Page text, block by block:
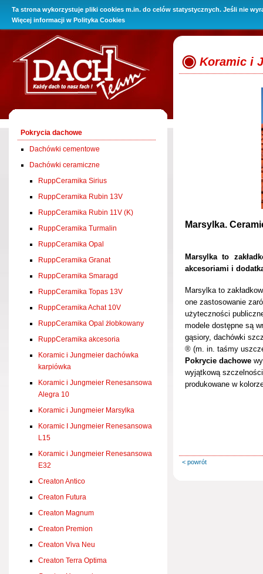
Ta strona wykorzystuje pliki cookies m.in. do celów statystycznych. Jeśli nie
Więcej informacji w Polityka Cookies
O Firmie Promocje Oferta Baza wiedzy Kontakt i
Pokrycia dachowe
Dachówki cementowe
Dachówki ceramiczne
RuppCeramika Sirius
RuppCeramika Rubin 13V
RuppCeramika Rubin 11V (K)
RuppCeramika Turmalin
RuppCeramika Opal
RuppCeramika Granat
RuppCeramika Smaragd
RuppCeramika Topas 13V
RuppCeramika Achat 10V
RuppCeramika Opal żłobkowany
RuppCeramika akcesoria
Koramic i Jungmeier dachówka
karpiówka
Koramic i Jungmeier Renesansowa
Alegra 10
Koramic i Jungmeier Marsylka
Koramic I Jungmeier Renesansowa
L15
Koramic i Jungmeier Renesansowa
E32
Creaton Antico
Creaton Futura
Creaton Magnum
Creaton Premion
Creaton Viva Neu
Creaton Terra Optima
Koramic i
Marsylka.
Marsylka to
akcesoriami i
Marsylka to
one zastosowanie
użyteczności
modele dostępne są
gąsiory, dachówki
® (m. in. taśmy
Pokrycie dachowe
wyjątkową
produkowane w
< powrót